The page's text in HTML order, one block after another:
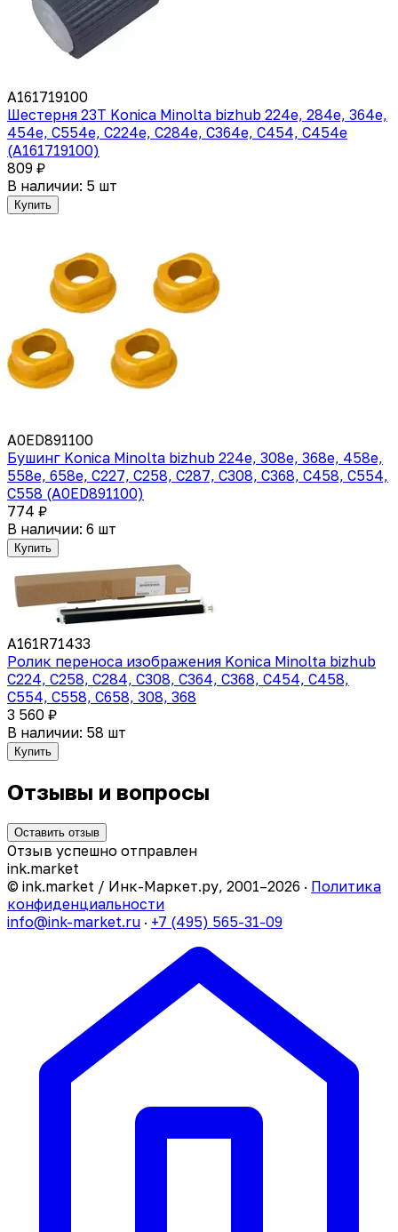
A161719100
Шестерня 23T Konica Minolta bizhub 224e, 284e, 364e,
454e, C554e, C224e, C284e, C364e, C454, C454e
(A161719100)
809 ₽
В наличии: 5 шт
Купить
A0ED891100
Бушинг Konica Minolta bizhub 224e, 308e, 368e, 458e,
558e, 658e, C227, C258, C287, C308, C368, C458, C554,
C558 (A0ED891100)
774 ₽
В наличии: 6 шт
Купить
A161R71433
Ролик переноса изображения Konica Minolta bizhub
C224, C258, C284, C308, C364, C368, C454, C458,
C554, C558, C658, 308, 368
3 560 ₽
В наличии: 58 шт
Купить
Отзывы и вопросы
Оставить отзыв
Отзыв успешно отправлен
ink.market
© ink.market / Инк-Маркет.ру, 2001–2026 · Политика
конфиденциальности
info@ink-market.ru · +7 (495) 565-31-09